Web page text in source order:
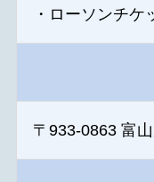
・ローソンチ
〒933-0863 富